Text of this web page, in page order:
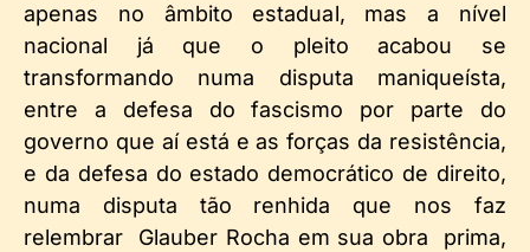
apenas no âmbito estadual, mas a nível
nacional já que o pleito acabou se
transformando numa disputa maniqueísta,
entre a defesa do fascismo por parte do
governo que aí está e as forças da resistência,
e da defesa do estado democrático de direito,
numa disputa tão renhida que nos faz
relembrar Glauber Rocha em sua obra prima,